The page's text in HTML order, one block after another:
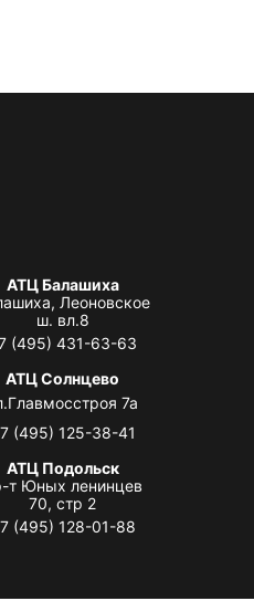
АТЦ Балашиха
Леоновское
ш. вл.8
(495) 431-63-63
АТЦ Солнцево
7а
(495) 125-38-41
АТЦ Подольск
т Юных ленинцев
70, стр 2
(495) 128-01-88